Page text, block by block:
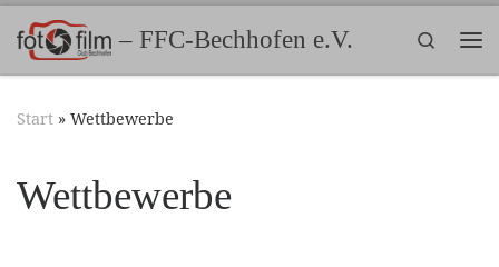
Zum Inhalt springen– FFC-Bechhofen e.V.
Search
Start » Wettbewerbe
Wettbewerbe